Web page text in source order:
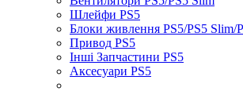
Шлейфи PS5
Блоки живлення PS5/PS5 Slim/
Привод PS5
Інші Запчастини PS5
Аксесуари PS5